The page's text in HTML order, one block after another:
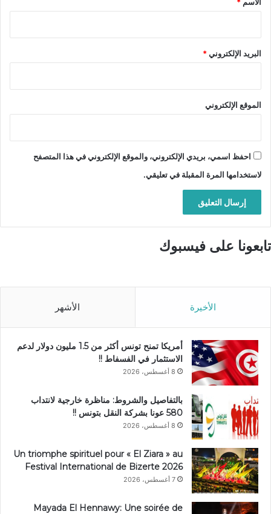
البريد الإلكتروني*
الموقع الإلكتروني
احفظ اسمي، بريدي الإلكتروني، والموقع الإلكتروني في هذا المتصفح
لاستخدامها المرة المقبلة في تعليقي.
تابعونا على فيسبوك
الأخيرة الأشهر
أمريكا تمنح تونس أكثر من 1.5 مليون دولار لدعم
الاستثمار في الفسفاط !!
8 أغسطس، 2026
بالتفاصيل والشروط: مناظرة خارجية لانتداب
580 عونا بشركة النقل بتونس !!
8 أغسطس، 2026
Un triomphe spirituel pour « El Ziara » au
Festival International de Bizerte 2026
7 أغسطس، 2026
Mayada El Hennawy: Une soirée de